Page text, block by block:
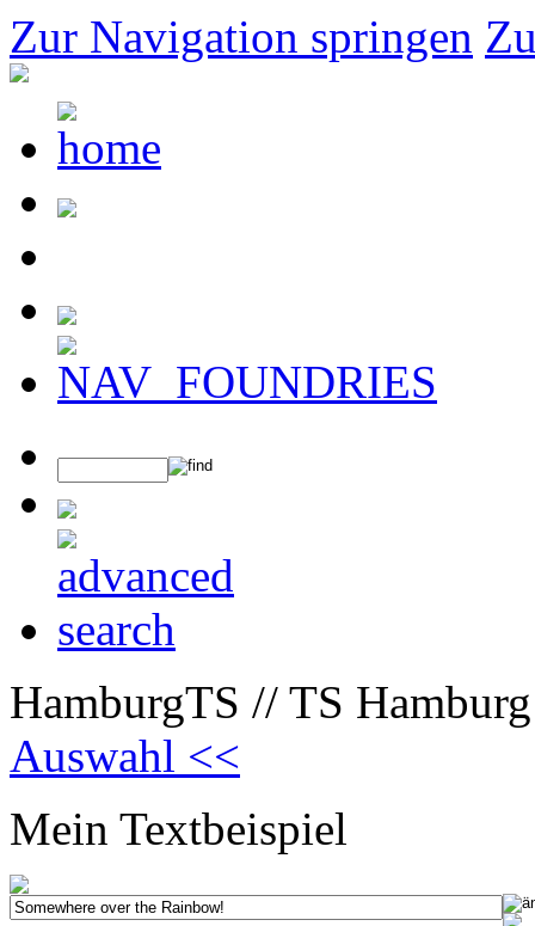
Zur Navigation springen
HamburgTS // TS
Auswahl <<
Mein Textbeispiel